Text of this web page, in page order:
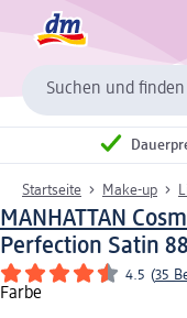
Suchen und finden
Startseite Make-up
MANHATTAN
Perfection Satin
4.5 (35
Farbe